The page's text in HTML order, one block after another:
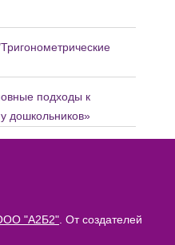
подходы к
дошкольников»
"А2Б2" . От создателей